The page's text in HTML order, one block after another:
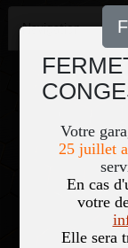
Votre
25 juillet
En cas
votre
Elle sera
Navigation